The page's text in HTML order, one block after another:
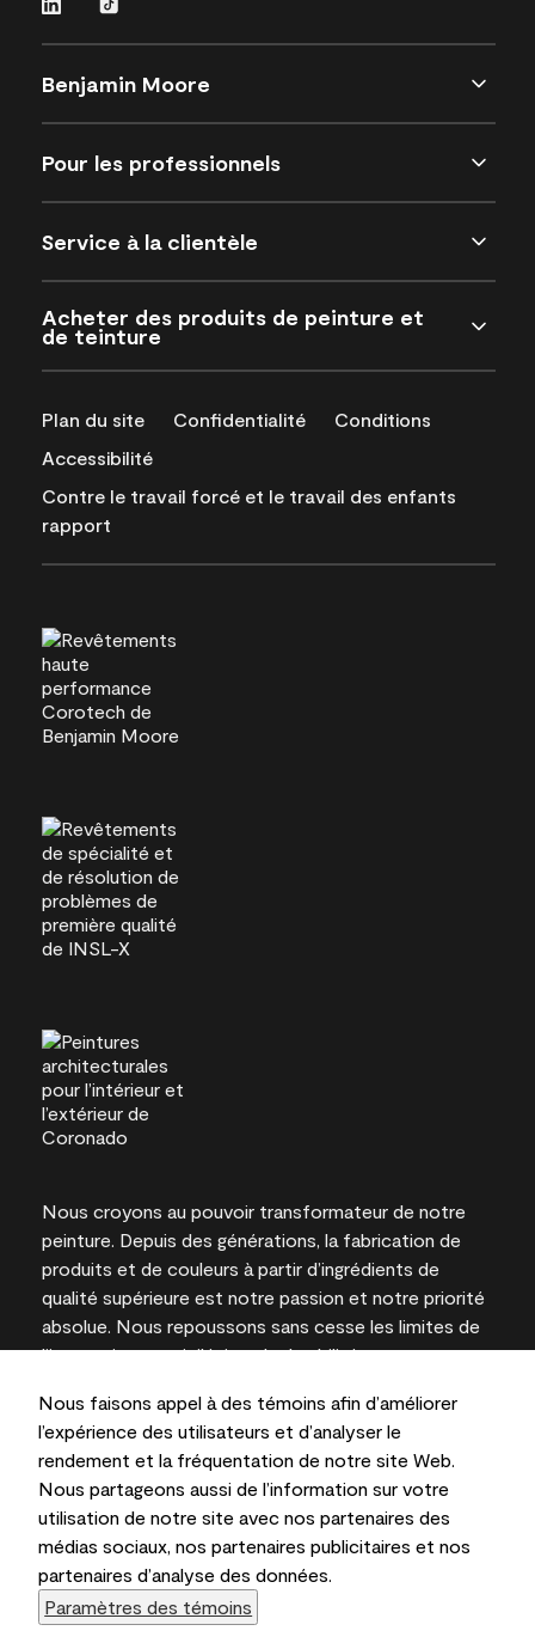
Nous faisons appel à des témoins afin d’améliorer
l’expérience des utilisateurs et d’analyser le
rendement et la fréquentation de notre site Web.
Nous partageons aussi de l’information sur votre
utilisation de notre site avec nos partenaires des
médias sociaux, nos partenaires publicitaires et nos
partenaires d’analyse des données.
Paramètres des témoins
Benjamin Moore
Pour les professionnels
Service à la clientèle
Acheter des produits de peinture et
de teinture
Plan du site Confidentialité
Conditions
Accessibilité
Contre le travail forcé et le travail des enfants
rapport
Nous croyons au pouvoir transformateur de notre
peinture. Depuis des générations, la fabrication de
produits et de couleurs à partir d’ingrédients de
qualité supérieure est notre passion et notre priorité
absolue. Nous repoussons sans cesse les limites de
l’innovation et privilégions la durabilité pour
l’expertise locale.
Les couleurs représentées à l’écran et sur les
documents imprimés peuvent différer des couleurs
en contenant.